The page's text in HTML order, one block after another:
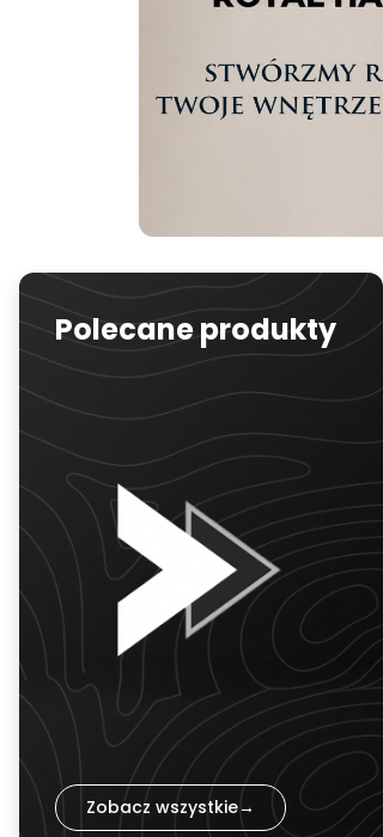
Polecane produkty
Zobacz wszystkie→